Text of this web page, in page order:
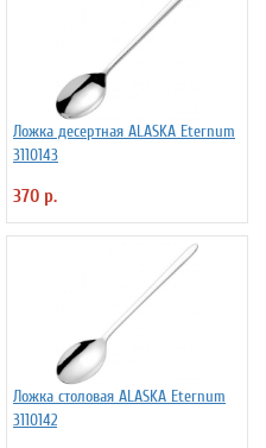
Ложка десертная ALASKA Eternum
3110143
370 р.
Ложка столовая ALASKA Eternum
3110142